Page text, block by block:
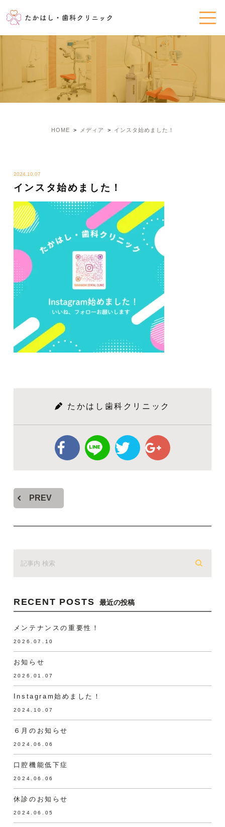
HOME メディア インスタ始めました！
2024.10.07
インスタ始めました！
たかはし歯科クリニック
PREV
RECENT POSTS 最近の投稿
メンテナンスの重要性！
2026.07.10
お知らせ
2026.01.07
Instagram始めました！
2024.10.07
６月のお知らせ
2024.06.06
口腔機能低下症
2024.06.06
休診のお知らせ
2024.06.05